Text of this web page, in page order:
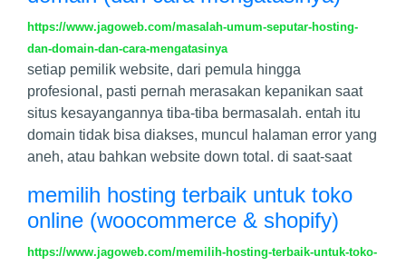
https://www.jagoweb.com/masalah-umum-seputar-hosting-
dan-domain-dan-cara-mengatasinya
setiap pemilik website, dari pemula hingga
profesional, pasti pernah merasakan kepanikan saat
situs kesayangannya tiba-tiba bermasalah. entah itu
domain tidak bisa diakses, muncul halaman error yang
aneh, atau bahkan website down total. di saat-saat
memilih hosting terbaik untuk toko
online (woocommerce & shopify)
https://www.jagoweb.com/memilih-hosting-terbaik-untuk-toko-